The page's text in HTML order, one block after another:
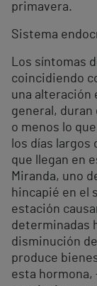
primavera.
Sistema
Los síntomas
coincidiendo
una alteración
general, duran
o menos lo
los días largos
que llegan en
Miranda, uno
hincapié en el
estación
determinadas
disminución
produce
esta